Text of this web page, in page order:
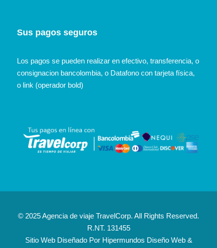
Sus pagos seguros
Los pagos se pueden realizar en efectivo, transferencia, o
consignacion bancolombia, o Datafono con tarjeta física,
o link (operador bold)
© 2025 Agencia de viaje TravelCorp. All Rights Reserved.
R.NT. 131455
Sitio Web Diseñado Por Hipermundos Diseño Web &